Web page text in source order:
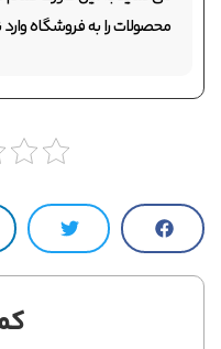
محصولات را به فروشگاه وارد